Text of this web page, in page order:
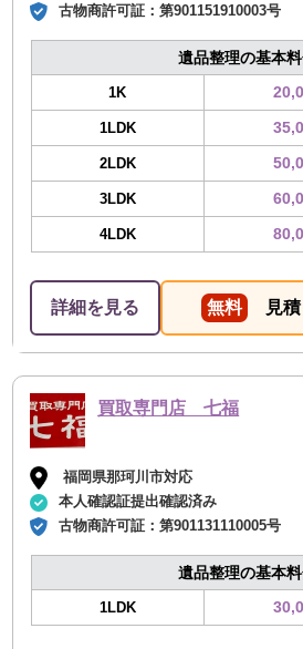
古物商許可証：第901151910003号
遺品整理の基本
1K
1LDK
2LDK
3LDK
4LDK
詳細を見る 無料 見積
買取専門店 七福
福岡県那珂川市対応
本人確認証提出確認済み
古物商許可証：第901131110005号
遺品整理の基本
1LDK